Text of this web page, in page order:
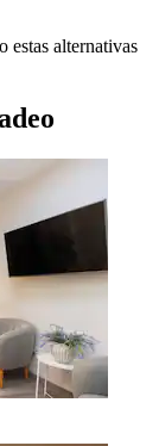
estas alternativas